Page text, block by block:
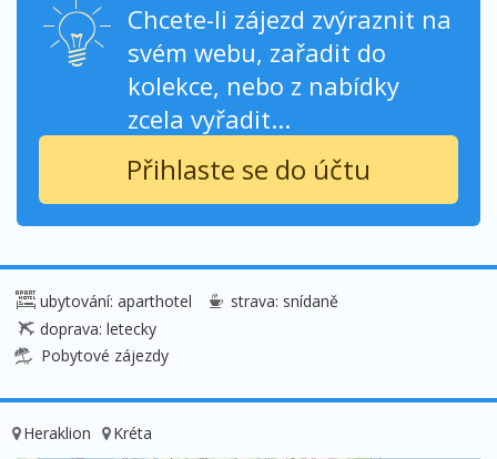
Chcete-li zájezd zvýraznit na
svém webu, zařadit do
kolekce, nebo z nabídky
zcela vyřadit...
Přihlaste se do účtu
ubytování: aparthotel
strava: snídaně
doprava: letecky
Pobytové zájezdy
Heraklion Kréta